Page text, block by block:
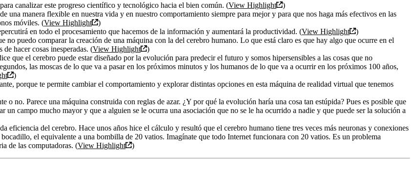
canalizar este progreso científico y tecnológico hacia el bien común. (View Highlight
)
una manera flexible en nuestra vida y en nuestro comportamiento siempre para mejor y para que nos haga más efectivos en las
móviles. (View Highlight
)
en todo el procesamiento que hacemos de la información y aumentará la productividad. (View Highlight
)
no puedo comparar la creación de una máquina con la del cerebro humano. Lo que está claro es que hay algo que ocurre en el
hacer cosas inesperadas. (View Highlight
)
que el cerebro puede estar diseñado por la evolución para predecir el futuro y somos hipersensibles a las cosas que no
las moscas de lo que va a pasar en los próximos minutos y los humanos de lo que va a ocurrir en los próximos 100 años,
)
porque te permite cambiar el comportamiento y explorar distintas opciones en esta máquina de realidad virtual que tenemos
o no. Parece una máquina construida con reglas de azar. ¿Y por qué la evolución haría una cosa tan estúpida? Pues es posible que
un campo mucho mayor y que a alguien se le ocurra una asociación que no se le ha ocurrido a nadie y que puede ser la solución a
eficiencia del cerebro. Hace unos años hice el cálculo y resultó que el cerebro humano tiene tres veces más neuronas y conexiones
el equivalente a una bombilla de 20 vatios. Imagínate que todo Internet funcionara con 20 vatios. Es un problema
de las computadoras. (View Highlight )